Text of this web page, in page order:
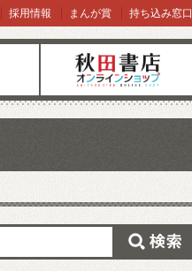
オンラインショップ
採用情報 まんが賞 持ち込み窓口